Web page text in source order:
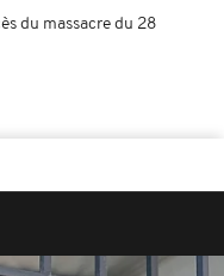
du massacre du 28